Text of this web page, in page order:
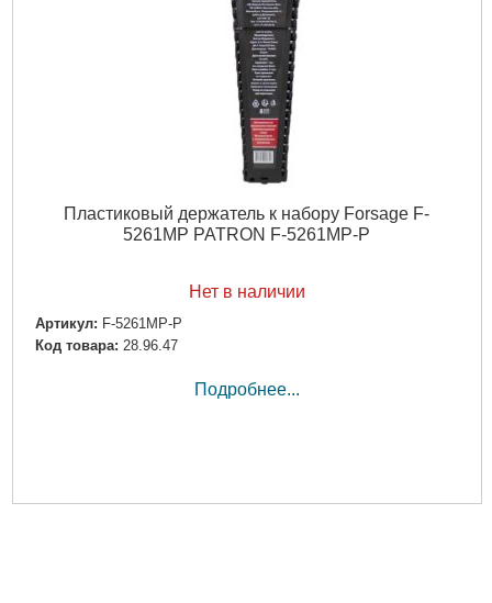
Пластиковый держатель к набору Forsage F-
5261MP PATRON F-5261MP-P
Нет в наличии
Артикул: F-5261MP-P
Код товара: 28.96.47
Подробнее...